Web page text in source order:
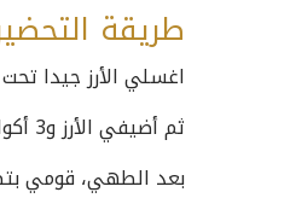
طريقة
اغسلي الأرز جيدا تحت
ثم أضيفي الأرز و3 أكواب ماء إلى المقلاة. ثم اطبخي حتى يصبح الأرز طريا ومطهوا تماما.
بعد الطهي، قومي